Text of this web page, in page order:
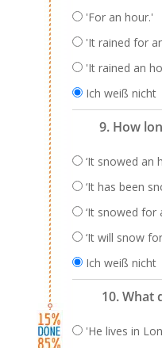
'For an hour.'
'It rained for
'It rained an
Ich weiß nicht
9. How
‘It snowed an
‘It has been
‘It snowed for
‘It will snow
Ich weiß nicht
10. What
'He lives in